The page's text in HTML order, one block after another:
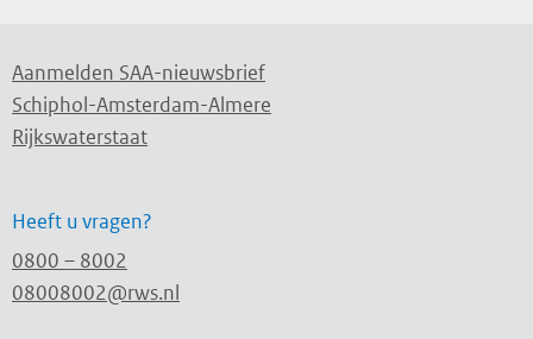
Aanmelden SAA-nieuwsbrief
Schiphol-Amsterdam-Almere
Rijkswaterstaat
Heeft u vragen?
0800 – 8002
08008002@rws.nl